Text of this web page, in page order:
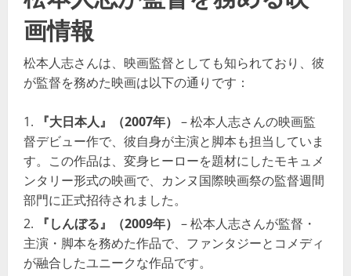
画情報
松本人志さんは、映画監督としても知られており、彼
が監督を務めた映画は以下の通りです：
『大日本人』（2007年） – 松本人志さんの映画監
督デビュー作で、彼自身が主演と脚本も担当していま
す。この作品は、変身ヒーローを題材にしたモキュメ
ンタリー形式の映画で、カンヌ国際映画祭の監督週間
部門に正式招待されました。
『しんぼる』（2009年） – 松本人志さんが監督・
主演・脚本を務めた作品で、ファンタジーとコメディ
が融合したユニークな作品です。